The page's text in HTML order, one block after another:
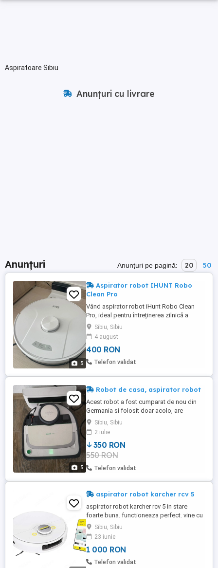
Aspiratoare Sibiu
Anunțuri cu livrare
Anunțuri Anunțuri pe pagină: 20 50
5
Aspirator robot IHUNT Robo
Clean Pro
Vând aspirator robot iHunt Robo Clean
Pro, ideal pentru întreținerea zilnică a
locuinței. Aspiratorul funcționează
perfect, este bine întreținut și ajută la
economisirea timpului prin curățarea
automată a podelelor și covoarelor.
Caracteristici: -Aspirare și mop pentru o
Sibiu, Sibiu
4 august
400 RON
Telefon validat
5
Robot de casa, aspirator robot
Acest robot a fost cumparat de nou din
Germania si folosit doar acolo, are
Service-rile facute acolo, inclusiv
Software-ul cel nou instalat pe el. Din
pacate la mutare mi-a scapat din mana si
Sa spart carcasa. El totusi se aprinde si se
incarca.
Sibiu, Sibiu
2 iulie
350 RON
550 RON
Telefon validat
aspirator robot karcher rcv 5
aspirator robot karcher rcv 5 in stare
foarte buna. functioneaza perfect. vine cu
accesorii de schimb.
Sibiu, Sibiu
23 iunie
1 000 RON
Telefon validat